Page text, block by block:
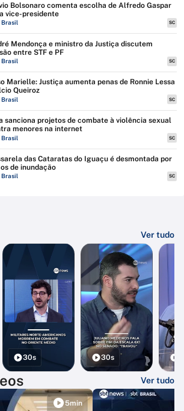
Bolsonaro comenta escolha de Alfredo Gaspar
vice-presidente
Brasil SC
Mendonça e ministro da Justiça discutem
entre STF e PF
Brasil SC
Marielle: Justiça aumenta penas de Ronnie Lessa
Queiroz
Brasil SC
sanciona projetos de combate à violência sexual
menores na internet
Brasil SC
das Cataratas do Iguaçu é desmontada por
de inundação
Brasil SC
Ver tudo
30s 30s
Ver tudo
5min